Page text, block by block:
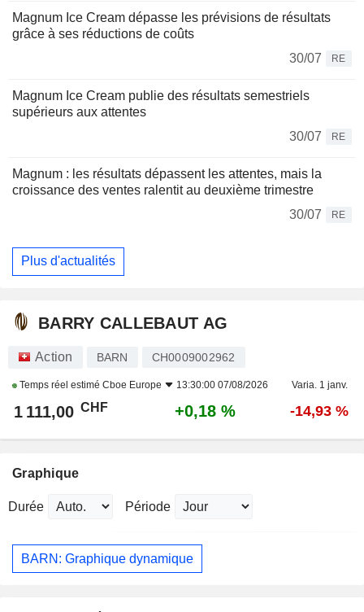
Magnum Ice Cream dépasse les prévisions de résultats
grâce à ses réductions de coûts
30/07
RE
Magnum Ice Cream publie des résultats semestriels
supérieurs aux attentes
30/07
RE
Magnum : les résultats dépassent les attentes, mais la
croissance des ventes ralentit au deuxième trimestre
30/07
RE
Plus d'actualités
BARRY CALLEBAUT AG
Action BARN CH0009002962
Temps réel estimé Cboe Europe 13:30:00 07/08/2026 Varia. 1 janv.
1 111,00 CHF +0,18 % -14,93 %
Graphique
Durée Période
BARN: Graphique dynamique